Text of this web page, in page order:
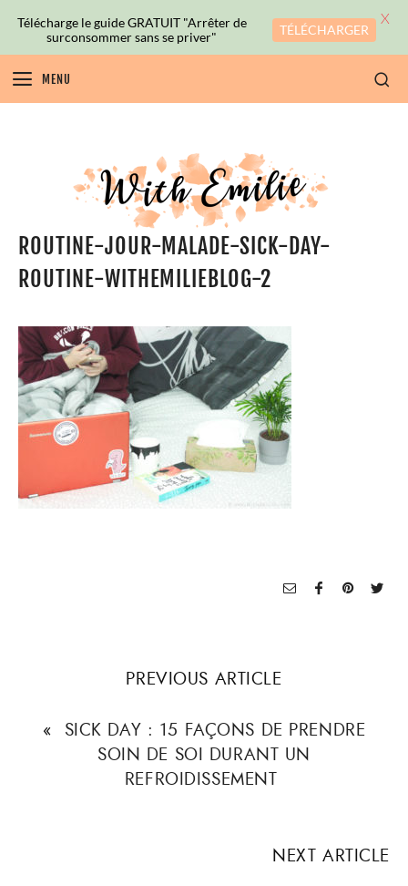
MENU
ROUTINE-JOUR-MALADE-SICK-DAY-
ROUTINE-WITHEMILIEBLOG-2
PREVIOUS ARTICLE
« SICK DAY : 15 FAÇONS DE PRENDRE
SOIN DE SOI DURANT UN
REFROIDISSEMENT
NEXT ARTICLE
Télécharge le guide GRATUIT "Arrêter de
surconsommer sans se priver"
TÉLÉCHARGER
X